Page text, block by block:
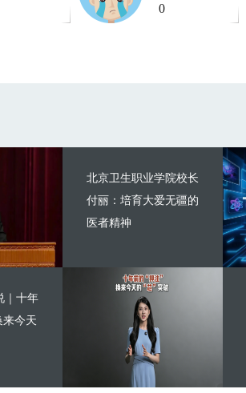
0
北京卫生职业学院校长
付丽：培育大爱无疆的
医者精神
｜十年
来今天